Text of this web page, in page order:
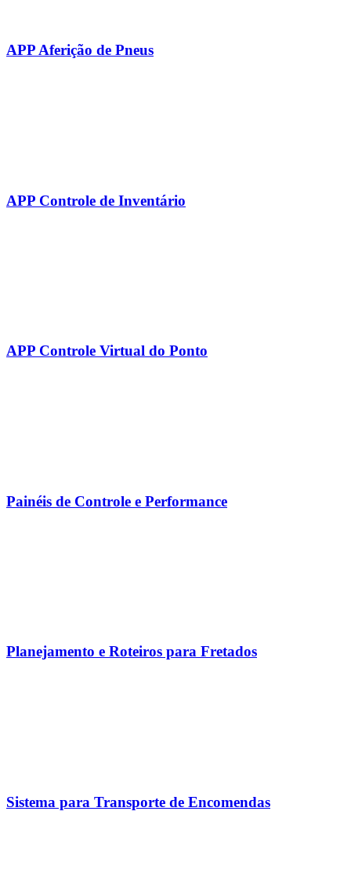
APP Aferição de Pneus
APP Controle de Inventário
APP Controle Virtual do Ponto
Painéis de Controle e Performance
Planejamento e Roteiros para Fretados
Sistema para Transporte de Encomendas